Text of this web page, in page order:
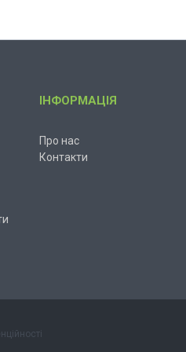
ІНФОРМАЦІЯ
Про нас
Контакти